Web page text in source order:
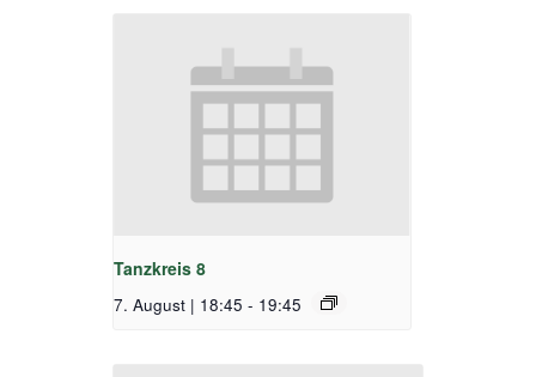
Tanzkreis 8
7. August | 18:45 - 19:45